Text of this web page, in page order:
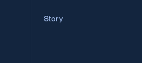
Story